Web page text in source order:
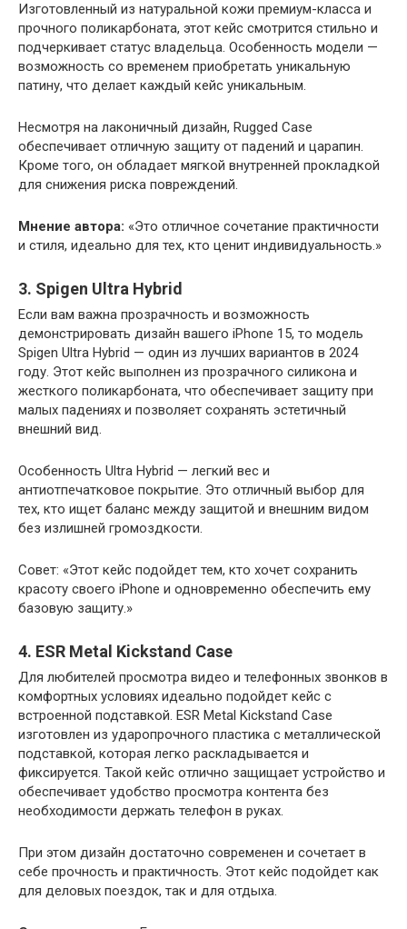
Изготовленный из натуральной кожи премиум-класса и
прочного поликарбоната, этот кейс смотрится стильно и
подчеркивает статус владельца. Особенность модели —
возможность со временем приобретать уникальную
патину, что делает каждый кейс уникальным.
Несмотря на лаконичный дизайн, Rugged Case
обеспечивает отличную защиту от падений и царапин.
Кроме того, он обладает мягкой внутренней прокладкой
для снижения риска повреждений.
Мнение автора: «Это отличное сочетание практичности
и стиля, идеально для тех, кто ценит индивидуальность.»
3. Spigen Ultra Hybrid
Если вам важна прозрачность и возможность
демонстрировать дизайн вашего iPhone 15, то модель
Spigen Ultra Hybrid — один из лучших вариантов в 2024
году. Этот кейс выполнен из прозрачного силикона и
жесткого поликарбоната, что обеспечивает защиту при
малых падениях и позволяет сохранять эстетичный
внешний вид.
Особенность Ultra Hybrid — легкий вес и
антиотпечатковое покрытие. Это отличный выбор для
тех, кто ищет баланс между защитой и внешним видом
без излишней громоздкости.
Совет: «Этот кейс подойдет тем, кто хочет сохранить
красоту своего iPhone и одновременно обеспечить ему
базовую защиту.»
4. ESR Metal Kickstand Case
Для любителей просмотра видео и телефонных звонков в
комфортных условиях идеально подойдет кейс с
встроенной подставкой. ESR Metal Kickstand Case
изготовлен из ударопрочного пластика с металлической
подставкой, которая легко раскладывается и
фиксируется. Такой кейс отлично защищает устройство и
обеспечивает удобство просмотра контента без
необходимости держать телефон в руках.
При этом дизайн достаточно современен и сочетает в
себе прочность и практичность. Этот кейс подойдет как
для деловых поездок, так и для отдыха.